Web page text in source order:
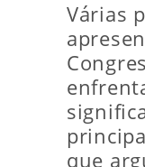
Várias
que